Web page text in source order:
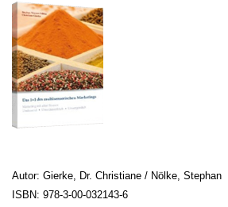
Autor: Gierke, Dr. Christiane / Nölke, Stephan
ISBN: 978-3-00-032143-6